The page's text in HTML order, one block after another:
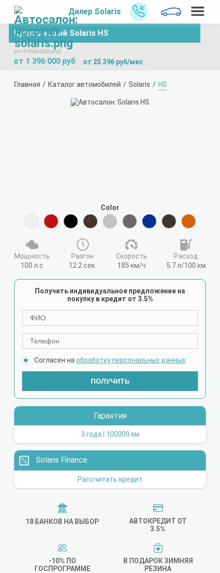
Дилер Solaris
Купить новый Solaris HS
от 1 993 000 руб
от 1 396 000 руб от 25 396 руб/мес
Главная Каталог автомобилей Solaris HS
Мощность
100 л.с
Разгон
12.2 сек.
Cкорость
185 км/ч
Расход
5.7 л/100 км
Color
Получить индивидуальное предложение на
покупку в кредит от 3.5%
Согласен на обработку персональных данных
ПОЛУЧИТЬ
Гарантия
3 года | 100000 км
Solaris Finance
Рассчитать кредит
18 БАНКОВ НА ВЫБОР
АВТОКРЕДИТ ОТ
3.5%
-10% ПО
ГОСПРОГРАММЕ
В ПОДАРОК ЗИМНЯЯ
РЕЗИНА